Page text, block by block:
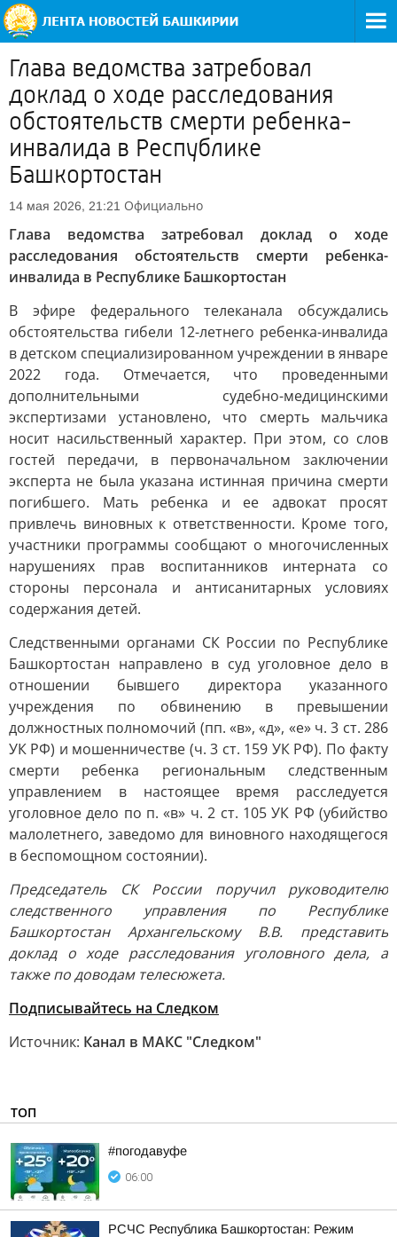
Глава ведомства затребовал
доклад о ходе расследования
обстоятельств смерти ребенка-
инвалида в Республике
Башкортостан
14 мая 2026, 21:21 Официально
Глава ведомства затребовал доклад о ходе
расследования обстоятельств смерти ребенка-
инвалида в Республике Башкортостан
В эфире федерального телеканала обсуждались
обстоятельства гибели 12-летнего ребенка-инвалида
в детском специализированном учреждении в январе
2022 года. Отмечается, что проведенными
дополнительными судебно-медицинскими
экспертизами установлено, что смерть мальчика
носит насильственный характер. При этом, со слов
гостей передачи, в первоначальном заключении
эксперта не была указана истинная причина смерти
погибшего. Мать ребенка и ее адвокат просят
привлечь виновных к ответственности. Кроме того,
участники программы сообщают о многочисленных
нарушениях прав воспитанников интерната со
стороны персонала и антисанитарных условиях
содержания детей.
Следственными органами СК России по Республике
Башкортостан направлено в суд уголовное дело в
отношении бывшего директора указанного
учреждения по обвинению в превышении
должностных полномочий (пп. «в», «д», «е» ч. 3 ст. 286
УК РФ) и мошенничестве (ч. 3 ст. 159 УК РФ). По факту
смерти ребенка региональным следственным
управлением в настоящее время расследуется
уголовное дело по п. «в» ч. 2 ст. 105 УК РФ (убийство
малолетнего, заведомо для виновного находящегося
в беспомощном состоянии).
Председатель СК России поручил руководителю
следственного управления по Республике
Башкортостан Архангельскому В.В. представить
доклад о ходе расследования уголовного дела, а
также по доводам телесюжета.
Подписывайтесь на Следком
Источник: Канал в МАКС "Следком"
ТОП
#погодавуфе
06:00
РСЧС Республика Башкортостан: Режим